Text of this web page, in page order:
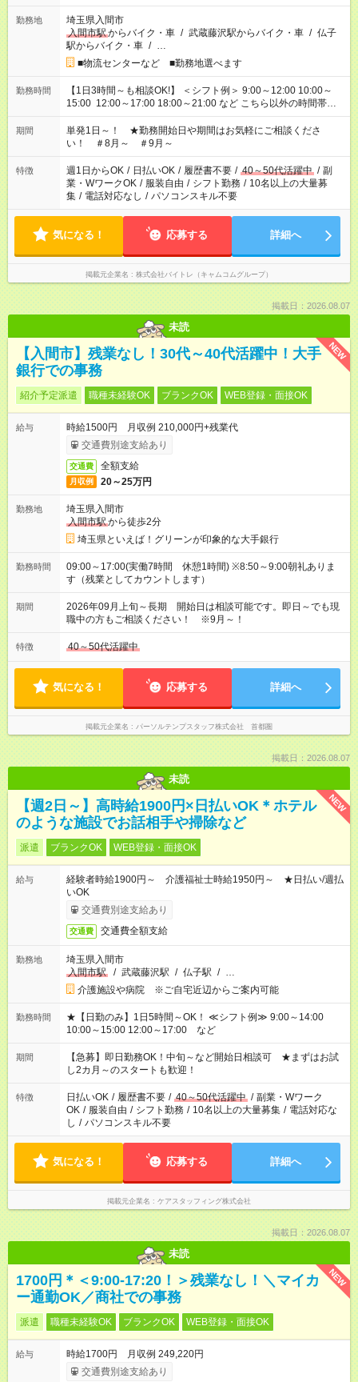
勤務地
埼玉県入間市
入間市駅からバイク・車 / 武蔵藤沢駅からバイク・車 / 仏子
駅からバイク・車 / …
■物流センターなど ■勤務地選べます
勤務時間
【1日3時間～も相談OK!】 ＜シフト例＞ 9:00～12:00 10:00～
15:00 12:00～17:00 18:00～21:00 など こちら以外の時間帯も
お気軽にご相談ください！
期間
単発1日～！ ★勤務開始日や期間はお気軽にご相談くださ
い！ ＃8月～ ＃9月～
特徴 週1日からOK / 日払いOK / 履歴書不要 / 40～50代活躍中 / 副
業・WワークOK / 服装自由 / シフト勤務 / 10名以上の大量募
集 / 電話対応なし / パソコンスキル不要
気になる！ 応募する 詳細へ
掲載元企業名 株式会社バイトレ（キャムコムグループ）
掲載日：2026.08.07
未読
NEW
【入間市】残業なし！30代～40代活躍中！大手
銀行での事務
紹介予定派遣 職種未経験OK ブランクOK WEB登録・面接OK
給与
時給1500円 月収例 210,000円+残業代
交通費別途支給あり
交通費 全額支給
月収例 20～25万円
勤務地
埼玉県入間市
入間市駅から徒歩2分
埼玉県といえば！グリーンが印象的な大手銀行
勤務時間
09:00～17:00(実働7時間 休憩1時間) ※8:50～9:00朝礼ありま
す（残業としてカウントします）
期間
2026年09月上旬～長期 開始日は相談可能です。即日～でも現
職中の方もご相談ください！ ※9月～！
特徴 40～50代活躍中
気になる！ 応募する 詳細へ
掲載元企業名 パーソルテンプスタッフ株式会社 首都圏
掲載日：2026.08.07
未読
NEW
【週2日～】高時給1900円×日払いOK＊ホテル
のような施設でお話相手や掃除など
派遣 ブランクOK WEB登録・面接OK
給与
経験者時給1900円～ 介護福祉士時給1950円～ ★日払い/週払
いOK
交通費別途支給あり
交通費 交通費全額支給
勤務地
埼玉県入間市
入間市駅
/ 武蔵藤沢駅 / 仏子駅 / …
介護施設や病院 ※ご自宅近辺からご案内可能
勤務時間
★【日勤のみ】1日5時間～OK！ ≪シフト例≫ 9:00～14:00
10:00～15:00 12:00～17:00 など
期間
【急募】即日勤務OK！中旬～など開始日相談可 ★まずはお試
し2カ月～のスタートも歓迎！
特徴 日払いOK / 履歴書不要 / 40～50代活躍中 / 副業・Wワーク
OK / 服装自由 / シフト勤務 / 10名以上の大量募集 / 電話対応な
し / パソコンスキル不要
気になる！ 応募する 詳細へ
掲載元企業名 ケアスタッフィング株式会社
掲載日：2026.08.07
未読
NEW
1700円＊＜9:00-17:20！＞残業なし！＼マイカ
ー通勤OK／商社での事務
派遣 職種未経験OK ブランクOK WEB登録・面接OK
給与
時給1700円 月収例 249,220円
交通費別途支給あり